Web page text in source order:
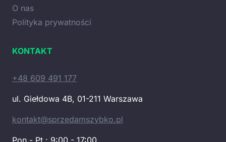
O nas
Polityka prywatności
KONTAKT
+48 609 491 177
ul. Giełdowa 4B, 01-211 Warszawa
kontakt@sprzedamszybko.pl
Pon - Pt : 9:00 - 17:00